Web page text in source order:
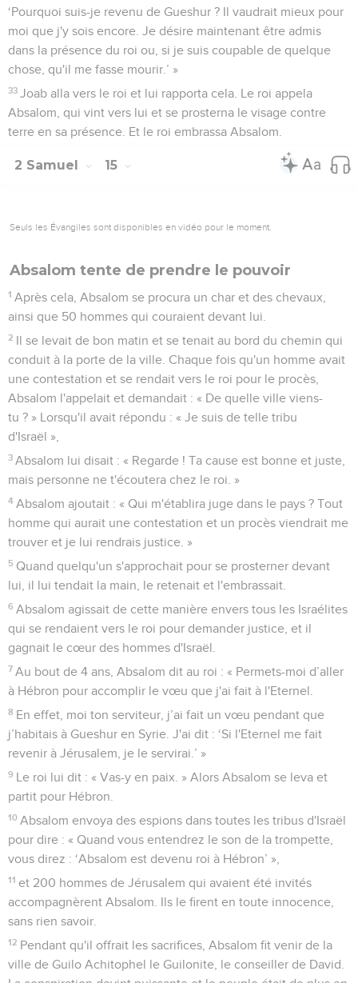
‘Pourquoi suis-je revenu de Gueshur ? Il vaudrait mieux pour
moi que j'y sois encore. Je désire maintenant être admis
dans la présence du roi ou, si je suis coupable de quelque
chose, qu'il me fasse mourir.’ »
33 Joab alla vers le roi et lui rapporta cela. Le roi appela
Absalom, qui vint vers lui et se prosterna le visage contre
terre en sa présence. Et le roi embrassa Absalom.
2 Samuel 15
Seuls les Évangiles sont disponibles en vidéo pour le moment.
Absalom tente de prendre le pouvoir
1 Après cela, Absalom se procura un char et des chevaux,
ainsi que 50 hommes qui couraient devant lui.
2 Il se levait de bon matin et se tenait au bord du chemin qui
conduit à la porte de la ville. Chaque fois qu'un homme avait
une contestation et se rendait vers le roi pour le procès,
Absalom l'appelait et demandait : « De quelle ville viens-
tu ? » Lorsqu'il avait répondu : « Je suis de telle tribu
d'Israël »,
3 Absalom lui disait : « Regarde ! Ta cause est bonne et juste,
mais personne ne t'écoutera chez le roi. »
4 Absalom ajoutait : « Qui m'établira juge dans le pays ? Tout
homme qui aurait une contestation et un procès viendrait me
trouver et je lui rendrais justice. »
5 Quand quelqu'un s'approchait pour se prosterner devant
lui, il lui tendait la main, le retenait et l'embrassait.
6 Absalom agissait de cette manière envers tous les Israélites
qui se rendaient vers le roi pour demander justice, et il
gagnait le cœur des hommes d'Israël.
7 Au bout de 4 ans, Absalom dit au roi : « Permets-moi d’aller
à Hébron pour accomplir le vœu que j'ai fait à l'Eternel.
8 En effet, moi ton serviteur, j’ai fait un vœu pendant que
j’habitais à Gueshur en Syrie. J'ai dit : ‘Si l'Eternel me fait
revenir à Jérusalem, je le servirai.’ »
9 Le roi lui dit : « Vas-y en paix. » Alors Absalom se leva et
partit pour Hébron.
10 Absalom envoya des espions dans toutes les tribus d'Israël
pour dire : « Quand vous entendrez le son de la trompette,
vous direz : ‘Absalom est devenu roi à Hébron’ »,
11 et 200 hommes de Jérusalem qui avaient été invités
accompagnèrent Absalom. Ils le firent en toute innocence,
sans rien savoir.
12 Pendant qu'il offrait les sacrifices, Absalom fit venir de la
ville de Guilo Achitophel le Guilonite, le conseiller de David.